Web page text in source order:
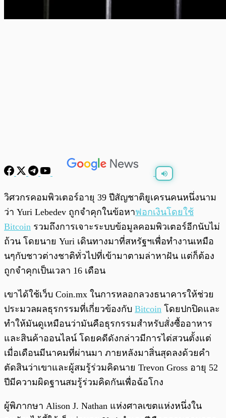
พร้อมเล่น /0:00
วิศวกรคอมพิวเตอร์อายุ 39 ปีสัญชาติยูเครนคนหนึ่งนาม
ว่า Yuri Lebedev ถูกจำคุกในข้อหาฟอกเงินโดยใช้
Bitcoin รวมถึงการเจาะระบบข้อมูลคอมพิวเตอร์อีกนับไม่
ถ้วน โดยนาย Yuri เดินทางมาที่สหรัฐฯเพื่อทำงานเหมือ
นๆกับชาวต่างชาติทั่วไปที่เข้ามาตามล่าหาฝัน แต่ก็ต้อง
ถูกจำคุกเป็นเวลา 16 เดือน
เขาได้ใช้เว็บ Coin.mx ในการหลอกลวงธนาคารให้ช่วย
ประมวลผลธุรกรรมที่เกี่ยวข้องกับ Bitcoin โดยปกปิดและ
ทำให้มันดูเหมือนว่ามันคือธุรกรรมสำหรับสั่งซื้ออาหาร
และสินค้าออนไลน์ โดยคดีดังกล่าวมีการไต่สวนตั้งแต่
เมื่อเดือนมีนาคมที่ผ่านมา ภายหลังมาสิ่นสุดลงด้วยคำ
ตัดสินว่าเขาและผู้สมรู้ร่วมคิดนาย Trevon Gross อายุ 52
ปีมีความผิดฐานสมรู้ร่วมคิดกันเพื่อฉ้อโกง
ผู้พิภากษา Alison J. Nathan แห่งศาลเขตแห่งหนึ่งใน